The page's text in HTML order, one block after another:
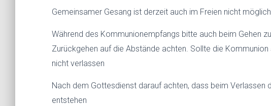
Gemeinsamer Gesang ist derzeit auch im Freien nicht möglich
Während des Kommunionempfangs bitte auch beim Gehen
Zurückgehen auf die Abstände achten. Sollte die
nicht verlassen
Nach dem Gottesdienst darauf achten, dass beim Verlassen
entstehen